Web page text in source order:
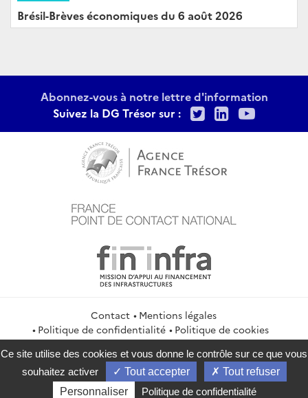
Brésil-Brèves économiques du 6 août 2026
Abonnez-vous à notre lettre d'information
Suivez la DG Trésor sur :
TwitterLinkedIn
Contact
Mentions légales
Politique de confidentialité
Politique de cookies
Gestion des cookies
Flux RSS
service-public.gouv.fr
legifrance.gouv.fr
info.gouv.fr
data.gouv.fr
Ce site utilise des cookies et vous donne le contrôle sur ce que vous
souhaitez activer
Tout accepter
Tout refuser
Personnaliser
Politique de confidentialité